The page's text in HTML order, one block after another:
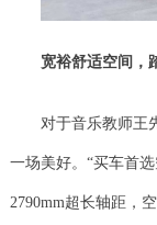
宽裕舒适空间，
对于音乐教师王
一场美好。“买车首
2790mm超长轴距，